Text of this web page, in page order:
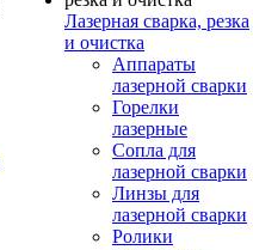
Лазерная сварка, резка
и очистка
Аппараты
лазерной сварки
Горелки
лазерные
Сопла для
лазерной сварки
Линзы для
лазерной сварки
Ролики